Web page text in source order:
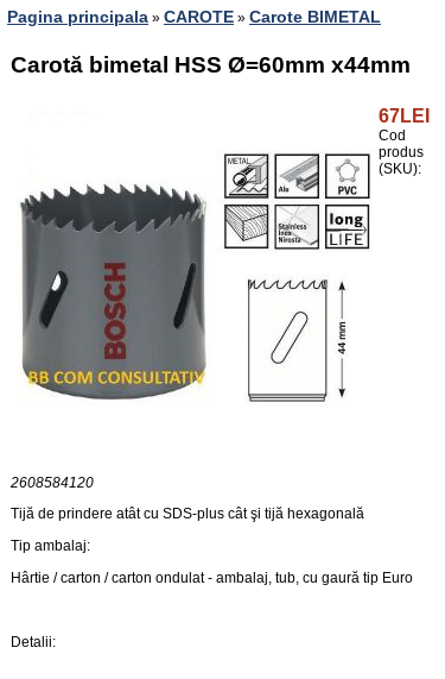
Pagina principala » CAROTE » Carote BIMETAL
Carotă bimetal HSS Ø=60mm x44mm
67LEI
Cod
produs
(SKU):
2608584120
Tijă de prindere atât cu SDS-plus cât şi tijă hexagonală
Tip ambalaj:
Hârtie / carton / carton ondulat - ambalaj, tub, cu gaură tip Euro
Detalii: